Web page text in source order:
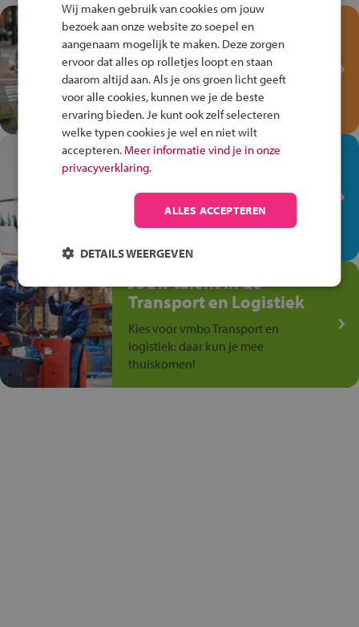
Test je kennis met het
Fiets Veilig
Verkeersspel!
Speel het Fiets Veilig Verkeersspel
en win een Cortina-fiets!
In de winkel ben je op je
plek!
Ontdek via het vmbo jouw talent
op de winkelvloer, waar elke dag
Jouw talent in de
Transport en Logistiek
Kies voor vmbo Transport en
logistiek: daar kun je mee
thuiskomen!
Wij maken gebruik van cookies om jouw
bezoek aan onze website zo soepel en
aangenaam mogelijk te maken. Deze zorgen
ervoor dat alles op rolletjes loopt en staan
daarom altijd aan. Als je ons groen licht geeft
voor alle cookies, kunnen we je de beste
ervaring bieden. Je kunt ook zelf selecteren
welke typen cookies je wel en niet wilt
accepteren. Meer informatie vind je in onze
privacyverklaring.
ALLES ACCEPTEREN
DETAILS WEERGEVEN